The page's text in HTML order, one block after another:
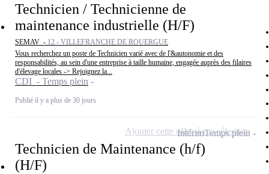
Technicien / Technicienne de
maintenance industrielle (H/F)
SEMAV - 12 - VILLEFRANCHE DE ROUERGUE
Vous recherchez un poste de Technicien varié avec de l'&autonomie et des
responsabilités, au sein d'une entreprise à taille humaine, engagée auprès des filaires
d'élevage locales -> Rejoignez la...
CDI - Temps plein
Publié il y a plus de 30 jours
Technicien de Maintenance (h/f)
(H/F)
IntérimTemps plein
Ajouter cette offre à ma sélection